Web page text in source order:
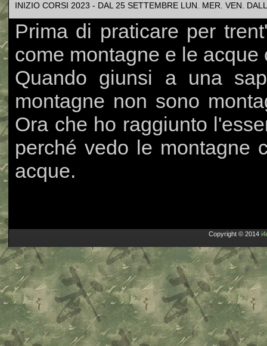
INIZIO CORSI 2023 - DAL 25 SETTEMBRE LUN. MER. VEN.
Prima di praticare per
come montagne e le acque
Quando giunsi a una
montagne non sono
Ora che ho raggiunto
perché vedo le montagne
acque.
Copyright © 2014